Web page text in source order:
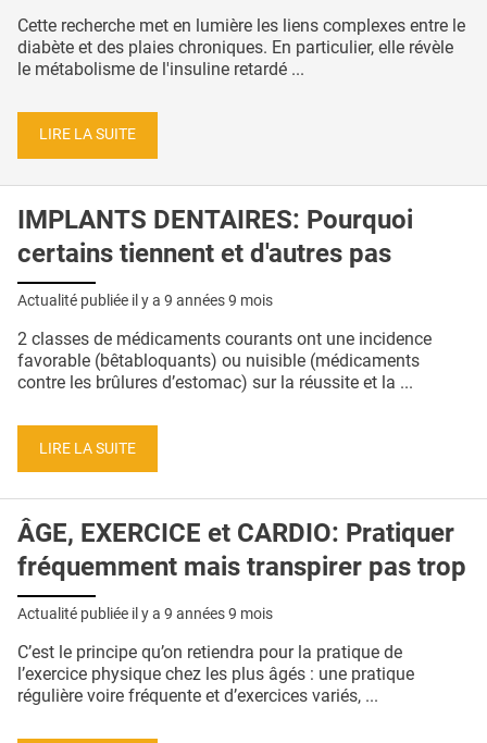
Cette recherche met en lumière les liens complexes entre le
diabète et des plaies chroniques. En particulier, elle révèle
le métabolisme de l'insuline retardé ...
LIRE LA SUITE
IMPLANTS DENTAIRES: Pourquoi
certains tiennent et d'autres pas
Actualité publiée il y a 9 années 9 mois
2 classes de médicaments courants ont une incidence
favorable (bêtabloquants) ou nuisible (médicaments
contre les brûlures d’estomac) sur la réussite et la ...
LIRE LA SUITE
ÂGE, EXERCICE et CARDIO: Pratiquer
fréquemment mais transpirer pas trop
Actualité publiée il y a 9 années 9 mois
C’est le principe qu’on retiendra pour la pratique de
l’exercice physique chez les plus âgés : une pratique
régulière voire fréquente et d’exercices variés, ...